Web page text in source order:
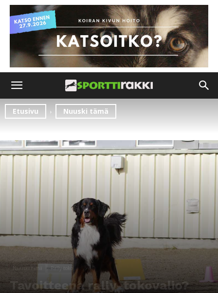
Etusivu Nuuski tämä
Nuuski tämä Rally-toko
Tavoitteena rally-tokovalio?